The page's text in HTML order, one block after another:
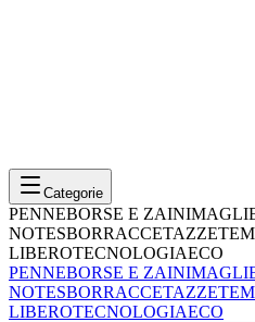
Categorie
PENNEBORSE E ZAINI
NOTESBORRACCETAZZE
LIBEROTECNOLOGIAECO
PENNEBORSE E ZAINI
NOTESBORRACCETAZZE
LIBEROTECNOLOGIAECO